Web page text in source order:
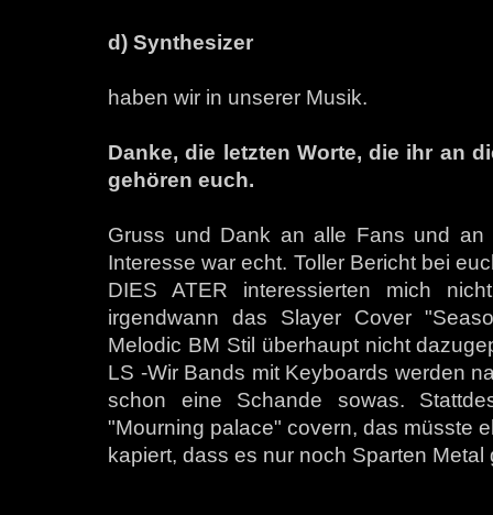
d) Synthesizer
haben wir in unserer Musik.
Danke, die letzten Worte, die ihr an
gehören euch.
Gruss und Dank an alle Fans und
Interesse war echt. Toller Bericht bei
DIES ATER interessierten mich
irgendwann das Slayer Cover
Melodic BM Stil überhaupt nicht
LS -Wir Bands mit Keyboards werden
schon eine Schande sowas.
"Mourning palace" covern, das müsste
kapiert, dass es nur noch Sparten Metal